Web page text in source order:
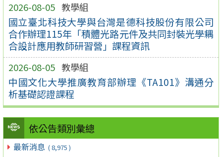
2026-08-05 教學組
國立臺北科技大學與台灣是德科技股份有限公司
合作辦理115年「積體光路元件及共同封裝光學耦
合設計應用教師研習營」課程資訊
2026-08-05 教學組
中國文化大學推廣教育部辦理《TA101》溝通分
析基礎認證課程
依公告類別彙總
最新消息 ( 8,975 )